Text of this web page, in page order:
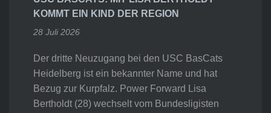
KOMMT EIN KIND DER REGION
28 Juli 2026
Der dritte Neuzugang bei den USC BasCats
Heidelberg ist ein bekannter Name und hat
Bezug zur Kurpfalz. Power Forward Lisa
Bertholdt (28) wechselt vom Bundesligisten